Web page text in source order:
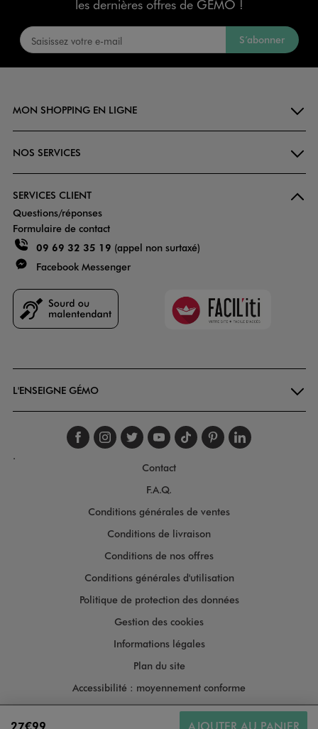
27€99 AJOUTER AU PANIER
les dernières offres de GÉMO !
S’abonner
MON SHOPPING EN LIGNE
NOS SERVICES
SERVICES CLIENT
Questions/réponses
Formulaire de contact
09 69 32 35 19 (appel non surtaxé)
Facebook Messenger
Faciliti
L'ENSEIGNE GÉMO
Suivez-nous sur
Suivez-nous sur
Suivez-nous sur
Suivez-nous
Suivez-nous
Suivez-
.
Contact
F.A.Q.
Conditions générales de ventes
Conditions de livraison
Conditions de nos offres
Conditions générales d'utilisation
Politique de protection des données
Gestion des cookies
Informations légales
Plan du site
Accessibilité : moyennement conforme